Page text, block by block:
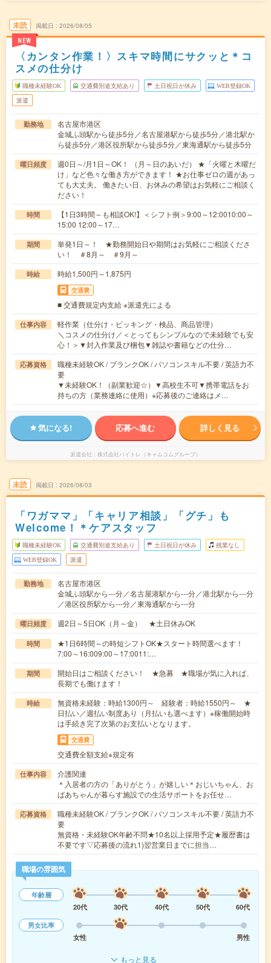
未読
NEW
掲載日 2026/08/05
〈カンタン作業！〉スキマ時間にサクッと＊コ
スメの仕分け
職種未経験OK 交通費別途支給あり 土日祝日が休み WEB登録OK
派遣
勤務地
名古屋市港区
金城ふ頭駅から徒歩5分／名古屋港駅から徒歩5分／港北駅か
ら徒歩5分／港区役所駅から徒歩5分／東海通駅から徒歩5分
曜日頻度
週0日～/月1日～OK！ （月～日のあいだ） ★「火曜と木曜だ
け」など色々な働き方ができます！ ★お仕事ゼロの週があっ
ても大丈夫。 働きたい日、お休みの希望はお気軽にご相談く
ださい！
時間
【1日3時間～も相談OK!】＜シフト例＞9:00～12:0010:00～
15:00 12:00～17…
期間
単発1日～！ ★勤務開始日や期間はお気軽にご相談くださ
い！ ＃8月～ ＃9月～
時給 時給1,500円～1,875円
交通費
■ 交通費規定内支給 ※派遣先による
仕事内容
軽作業（仕分け・ピッキング・検品、商品管理）
＼コスメの仕分け／＜とってもシンプルなので未経験でも安
心！＞▼封入作業及び梱包▼雑誌や書籍などの仕分…
応募資格
職種未経験OK / ブランクOK / パソコンスキル不要 / 英語力不
要
▼未経験OK！（副業歓迎☆）▼高校生不可▼携帯電話をお
持ちの方（業務連絡に使用）※応募後のご連絡はメ…
気になる! 応募へ進む 詳しく見る
派遣会社 株式会社バイトレ（キャムコムグループ）
未読 掲載日 2026/08/03
「ワガママ」「キャリア相談」「グチ」も
Welcome！＊ケアスタッフ
職種未経験OK 交通費別途支給あり 土日祝日が休み 残業なし
WEB登録OK 派遣
勤務地
名古屋市港区
金城ふ頭駅から---分／名古屋港駅から---分／港北駅から---分
／港区役所駅から---分／東海通駅から---分
曜日頻度 週2日～5日OK（月～金） ★土日休みOK
時間
★1日6時間～の時短シフトOK★スタート時間選べます！
7:00～16:009:00～17:0011:…
期間
開始日はご相談ください！ ★急募 ★職場が気に入れば、
長期でも働けます！
時給
無資格未経験：時給1300円～ 経験者：時給1550円～ ★
日払い／週払い制度あり（月払いも選べます）※稼働開始時
は手続き完了次第のお支払いとなります。
交通費
交通費全額支給※規定有
仕事内容
介護関連
＊入居者の方の「ありがとう」が嬉しい＊おじいちゃん、お
ばあちゃんが暮らす施設での生活サポートをお任せ…
応募資格
職種未経験OK / ブランクOK / パソコンスキル不要 / 英語力不
要
無資格・未経験OK年齢不問★10名以上採用予定★履歴書は
不要です▽応募後の流れ1)翌営業日までに担当…
職場の雰囲気
年齢層
20代
30代 40代 50代
60代
男女比率
女性
男性
もっと見る